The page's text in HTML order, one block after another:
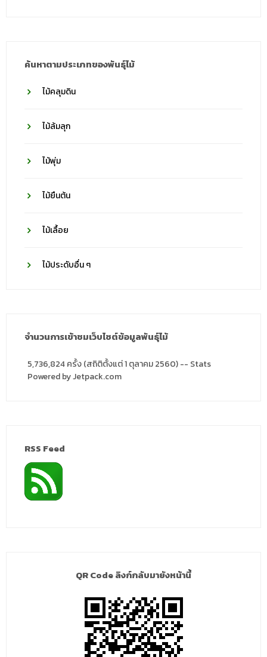
ค้นหาตามประเภทของพันธุ์ไม้
ไม้คลุมดิน
ไม้ล้มลุก
ไม้พุ่ม
ไม้ยืนต้น
ไม้เลื้อย
ไม้ประดับอื่น ๆ
จำนวนการเข้าชมเว็บไซต์ข้อมูลพันธุ์ไม้
5,736,824 ครั้ง (สถิติตั้งแต่ 1 ตุลาคม 2560) -- Stats
Powered by Jetpack.com
RSS Feed
QR Code ลิงก์กลับมายังหน้านี้